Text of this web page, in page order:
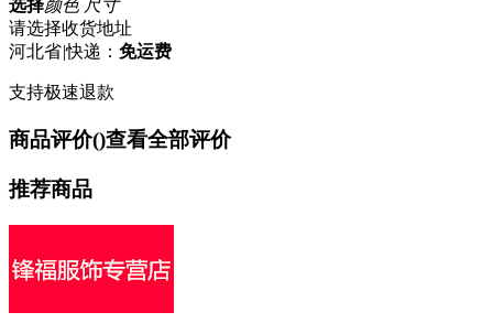
选择颜色 尺寸
请选择收货地址
河北省|快递： 免运费
支持极速退款
商品评价()查看全部评价
推荐商品